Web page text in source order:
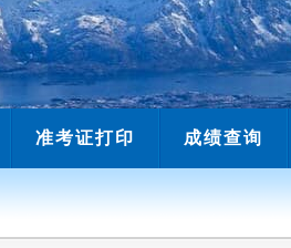
准考证打印 成绩查询